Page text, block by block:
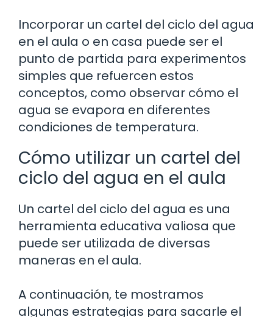
Incorporar un cartel del ciclo del agua
en el aula o en casa puede ser el
punto de partida para experimentos
simples que refuercen estos
conceptos, como observar cómo el
agua se evapora en diferentes
condiciones de temperatura.
Cómo utilizar un cartel del
ciclo del agua en el aula
Un cartel del ciclo del agua es una
herramienta educativa valiosa que
puede ser utilizada de diversas
maneras en el aula.
A continuación, te mostramos
algunas estrategias para sacarle el